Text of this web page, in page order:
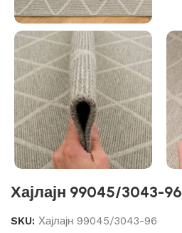
Хајлајн 99045/3043-96
SKU: Хајлајн 99045/3043-96